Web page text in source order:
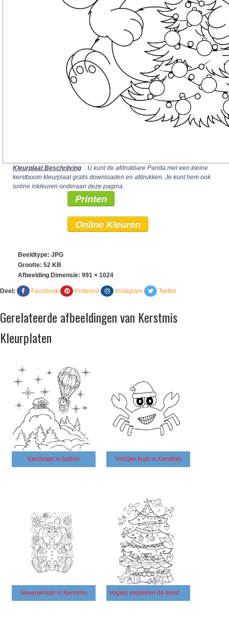
Kleurplaat Beschrijving : U kunt de afdrukbare Panda met een kleine
kerstboom kleurplaat gratis downloaden en afdrukken. Je kunt hem ook
online inkleuren onderaan deze pagina.
Printen
Online Kleuren
Beeldtype: JPG
Grootte: 52 KB
Afbeelding Dimensie: 991 × 1024
Deel: Facebook Pinterest Instagram Twitter
Gerelateerde afbeeldingen van Kerstmis
Kleurplaten
Kerstman in ballon Vrolijke krab in Kerstmis
Sneeuwman in Kerstmis Vogels versieren de kerstboom